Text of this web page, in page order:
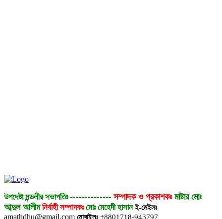
উপদেষ্টা মন্ডলীর সভাপতিঃ-------------- সম্পাদক ও প্রকাশকঃ মাষ্টার মোঃ
আব্দুল আলীম নির্বাহী সম্পাদকঃমোঃ মেহেদী হাসান ই-মেইলঃ
amathdhu@gmail.com মোবাইলঃ +8801718-943797